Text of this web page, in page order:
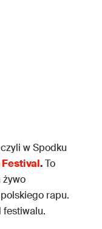
w Spodku
Festival.To
żywo
rapu.
festiwalu.